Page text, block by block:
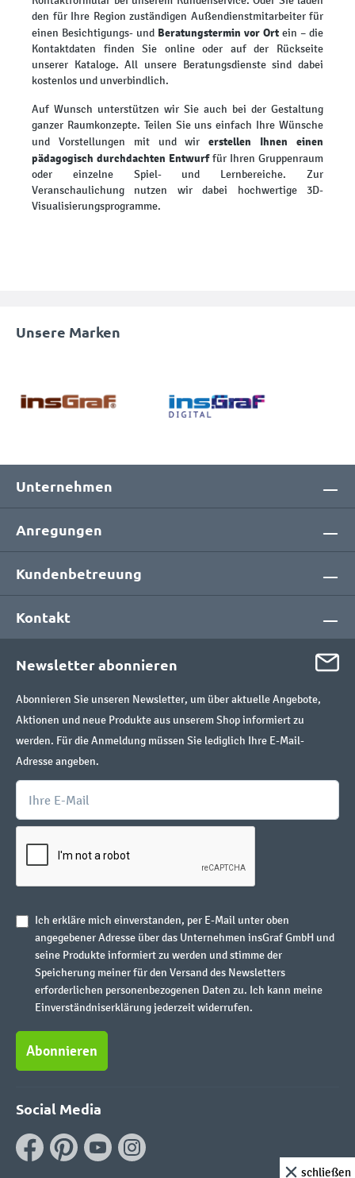
den für Ihre Region zuständigen Außendienstmitarbeiter für
einen Besichtigungs- und Beratungstermin vor Ort ein – die
Kontaktdaten finden Sie online oder auf der Rückseite
unserer Kataloge. All unsere Beratungsdienste sind dabei
kostenlos und unverbindlich.
Auf Wunsch unterstützen wir Sie auch bei der Gestaltung
ganzer Raumkonzepte. Teilen Sie uns einfach Ihre Wünsche
und Vorstellungen mit und wirerstellen Ihnen einen
pädagogisch durchdachten Entwurffür Ihren Gruppenraum
oder einzelne Spiel- und Lernbereiche. Zur
Veranschaulichung nutzen wir dabei hochwertige 3D-
Visualisierungsprogramme.
Unsere Marken
Unternehmen
Anregungen
Kundenbetreuung
Kontakt
Newsletter abonnieren
Abonnieren Sie unseren Newsletter, um über aktuelle Angebote,
Aktionen und neue Produkte aus unserem Shop informiert zu
werden. Für die Anmeldung müssen Sie lediglich Ihre E-Mail-
Adresse angeben.
Ich erkläre mich einverstanden, per E-Mail unter oben
angegebener Adresse über das Unternehmen insGraf GmbH und
seine Produkte informiert zu werden und stimme der
Speicherung meiner für den Versand des Newsletters
erforderlichen personenbezogenen Daten zu. Ich kann meine
Einverständniserklärung jederzeit widerrufen.
Abonnieren
Social Media
schließen